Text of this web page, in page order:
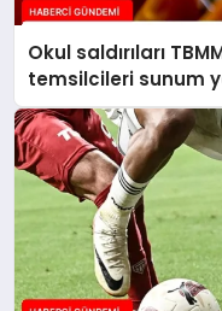
Okul saldırıları
temsilcileri sunum